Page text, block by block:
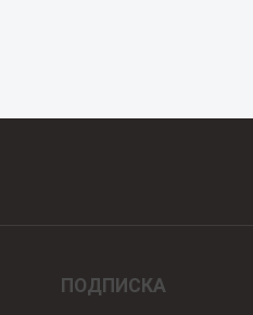
ПОДПИСКА